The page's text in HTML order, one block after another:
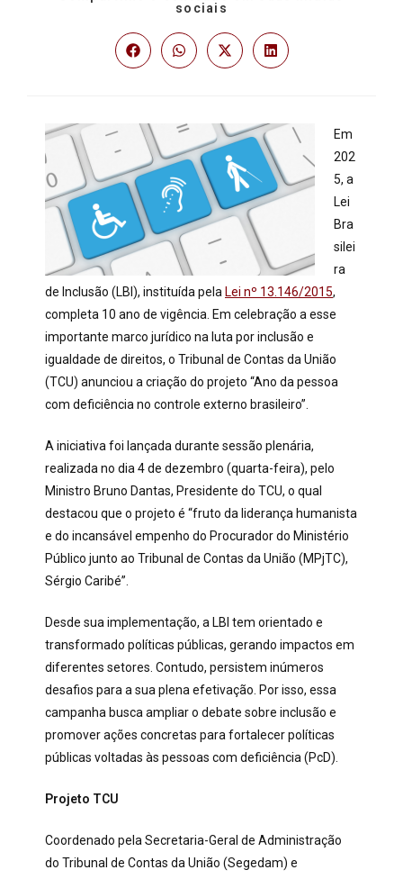
sociais
Em
202
5, a
Lei
Bra
silei
ra
de Inclusão (LBI), instituída pela Lei nº 13.146/2015,
completa 10 ano de vigência. Em celebração a esse
importante marco jurídico na luta por inclusão e
igualdade de direitos, o Tribunal de Contas da União
(TCU) anunciou a criação do projeto “Ano da pessoa
com deficiência no controle externo brasileiro”.
A iniciativa foi lançada durante sessão plenária,
realizada no dia 4 de dezembro (quarta-feira), pelo
Ministro Bruno Dantas, Presidente do TCU, o qual
destacou que o projeto é “fruto da liderança humanista
e do incansável empenho do Procurador do Ministério
Público junto ao Tribunal de Contas da União (MPjTC),
Sérgio Caribé”.
Desde sua implementação, a LBI tem orientado e
transformado políticas públicas, gerando impactos em
diferentes setores. Contudo, persistem inúmeros
desafios para a sua plena efetivação. Por isso, essa
campanha busca ampliar o debate sobre inclusão e
promover ações concretas para fortalecer políticas
públicas voltadas às pessoas com deficiência (PcD).
Projeto TCU
Coordenado pela Secretaria-Geral de Administração
do Tribunal de Contas da União (Segedam) e